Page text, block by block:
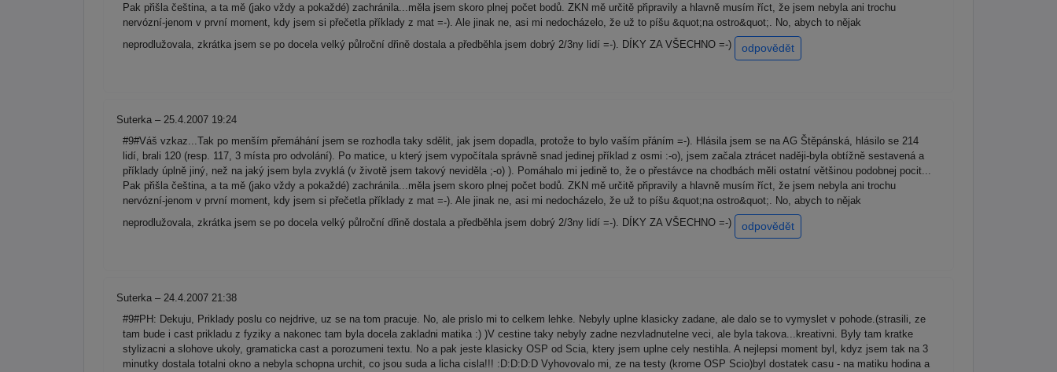
Pak přišla čeština, a ta mě (jako vždy a pokaždé) zachránila...měla jsem skoro plnej počet bodů. ZKN mě určitě připravily a hlavně musím říct, že jsem nebyla ani trochu
nervózní-jenom v první moment, kdy jsem si přečetla příklady z mat =-). Ale jinak ne, asi mi nedocházelo, že už to píšu &quot;na ostro&quot;. No, abych to nějak
neprodlužovala, zkrátka jsem se po docela velký půlroční dřině dostala a předběhla jsem dobrý 2/3ny lidí =-). DÍKY ZA VŠECHNO =-)
odpovědět
Suterka – 25.4.2007 19:24
#9#Váš vzkaz...Tak po menším přemáhání jsem se rozhodla taky sdělit, jak jsem dopadla, protože to bylo vaším přáním =-). Hlásila jsem se na AG Štěpánská, hlásilo se 214
lidí, brali 120 (resp. 117, 3 místa pro odvolání). Po matice, u který jsem vypočítala správně snad jedinej příklad z osmi :-o), jsem začala ztrácet naději-byla obtížně sestavená a
příklady úplně jiný, než na jaký jsem byla zvyklá (v životě jsem takový neviděla ;-o) ). Pomáhalo mi jedině to, že o přestávce na chodbách měli ostatní většinou podobnej pocit...
Pak přišla čeština, a ta mě (jako vždy a pokaždé) zachránila...měla jsem skoro plnej počet bodů. ZKN mě určitě připravily a hlavně musím říct, že jsem nebyla ani trochu
nervózní-jenom v první moment, kdy jsem si přečetla příklady z mat =-). Ale jinak ne, asi mi nedocházelo, že už to píšu &quot;na ostro&quot;. No, abych to nějak
neprodlužovala, zkrátka jsem se po docela velký půlroční dřině dostala a předběhla jsem dobrý 2/3ny lidí =-). DÍKY ZA VŠECHNO =-)
odpovědět
Suterka – 24.4.2007 21:38
#9#PH: Dekuju, Priklady poslu co nejdrive, uz se na tom pracuje. No, ale prislo mi to celkem lehke. Nebyly uplne klasicky zadane, ale dalo se to vymyslet v pohode.(strasili, ze
tam bude i cast prikladu z fyziky a nakonec tam byla docela zakladni matika :) )V cestine taky nebyly zadne nezvladnutelne veci, ale byla takova...kreativni. Byly tam kratke
stylizacni a slohove ukoly, gramaticka cast a porozumeni textu. No a pak jeste klasicky OSP od Scia, ktery jsem uplne cely nestihla. A nejlepsi moment byl, kdyz jsem tak na 3
minutky dostala totalni okno a nebyla schopna urchit, co jsou suda a licha cisla!!! :D:D:D:D Vyhovovalo mi, ze na testy (krome OSP Scio)byl dostatek casu - na matiku hodina a